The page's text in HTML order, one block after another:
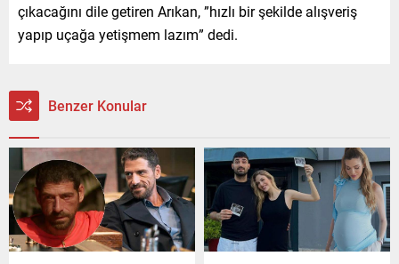
çıkacağını dile getiren Arıkan, ”hızlı bir şekilde alışveriş
yapıp uçağa yetişmem lazım” dedi.
Benzer Konular